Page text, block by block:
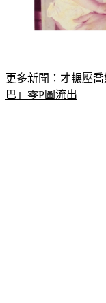
更多新聞：才輾壓喬